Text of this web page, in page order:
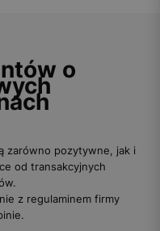
o
zarówno pozytywne, jak i
od transakcyjnych
z regulaminem firmy